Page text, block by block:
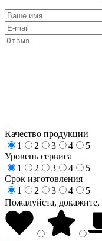
Качество продукции
1
2 3 4
5
Уровень сервиса
1
2 3 4
5
Срок изготовления
1
2 3 4
5
Пожалуйста,